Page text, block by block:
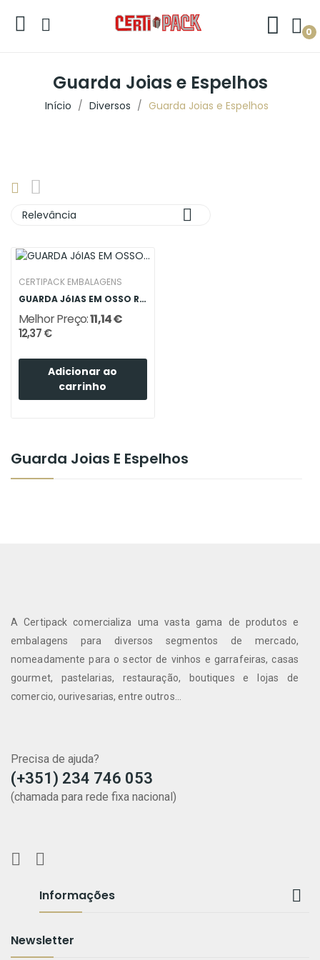
0
Guarda Joias e Espelhos
Início Diversos Guarda Joias e Espelhos
Guarda Joias E Espelhos
Relevância 
CERTIPACK EMBALAGENS
GUARDA JóIAS EM OSSO RECTANGULAR
Melhor Preço:11,14 €
12,37 €
Adicionar ao
carrinho
A Certipack comercializa uma vasta gama de produtos e
embalagens para diversos segmentos de mercado,
nomeadamente para o sector de vinhos e garrafeiras, casas
gourmet, pastelarias, restauração, boutiques e lojas de
comercio, ourivesarias, entre outros...
Precisa de ajuda?
(+351) 234 746 053
(chamada para rede fixa nacional)
Informações 
Newsletter